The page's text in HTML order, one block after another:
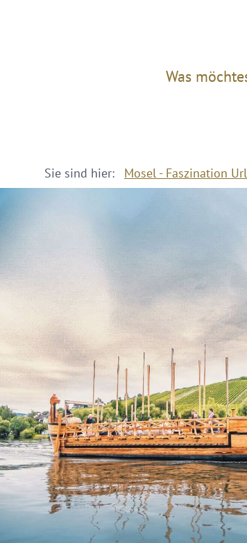
Was
Sie sind hier: Mosel - Faszination